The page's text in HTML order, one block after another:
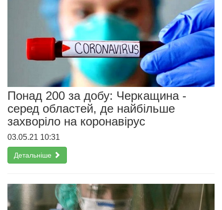
Понад 200 за добу: Черкащина -
серед областей, де найбільше
захворіло на коронавірус
03.05.21 10:31
Детальніше